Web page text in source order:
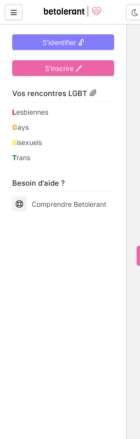
S'identifier 🔓
S'inscrire 🖊
Vos rencontres LGBT 🌈
Lesbiennes
Gays
Bisexuels
Trans
Besoin d'aide ?
Comprendre Betolerant